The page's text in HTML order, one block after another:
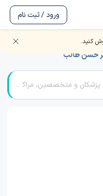
ورود / ثبت نام
کنید./
حسن طالب